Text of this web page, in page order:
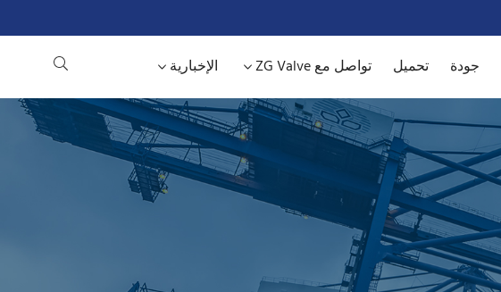
جودة تحميل تواصل مع ZG Valve الإخبارية